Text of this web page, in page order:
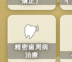
精密歯周病
治療